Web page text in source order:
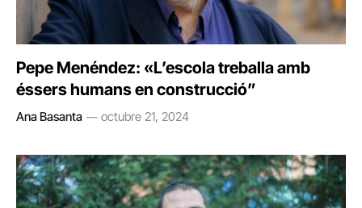
Pepe Menéndez: «L’escola treballa amb
éssers humans en construcció”
Ana Basanta octubre 21, 2024